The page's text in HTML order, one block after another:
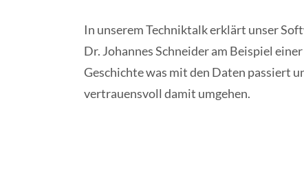
In unserem Techniktalk erklärt unser
Dr. Johannes Schneider am Beispiel
Geschichte was mit den Daten passiert
vertrauensvoll damit umgehen.